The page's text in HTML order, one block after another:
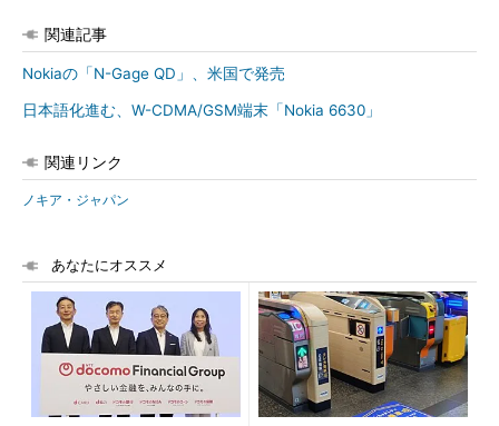
関連記事
Nokiaの「N-Gage QD」、米国で発売
日本語化進む、W-CDMA/GSM端末「Nokia 6630」
関連リンク
ノキア・ジャパン
あなたにオススメ